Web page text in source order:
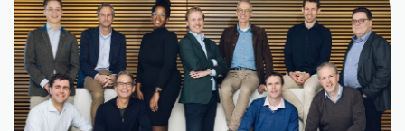
Draagvlak voor Identity Management
Okta-implementatie
Passwordless
SSO en MFA
Onze aanpak
Hoe werkt het?
Plan een call